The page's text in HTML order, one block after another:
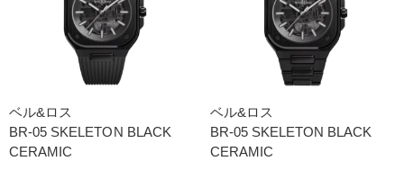
ベル&ロス
BR-05 SKELETON BLACK
CERAMIC
ベル&ロス
BR-05 SKELETON BLACK
CERAMIC